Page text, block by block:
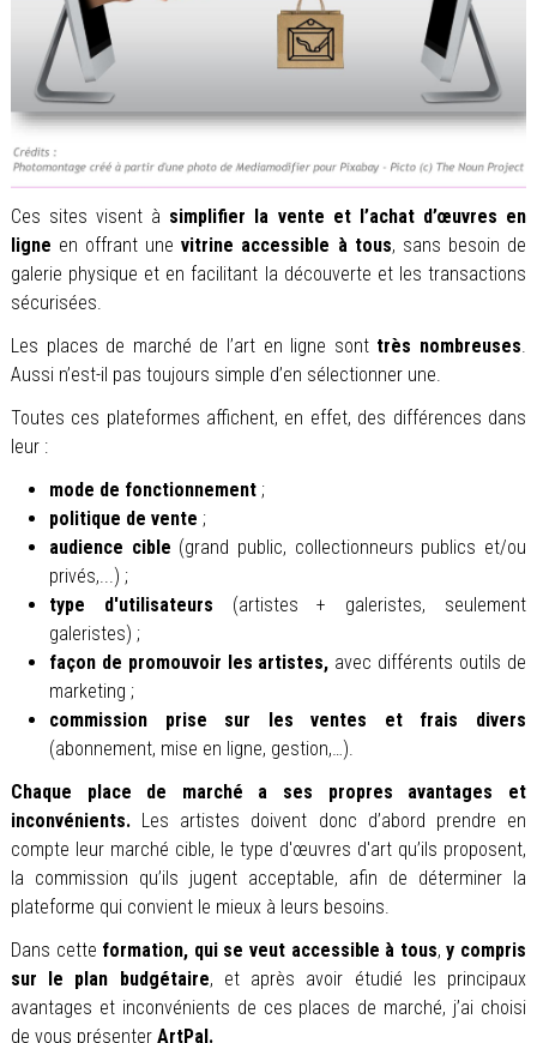
Ces sites visent à simplifier la vente et l’achat d’œuvres en
ligne en offrant unevitrine accessible à tous, sans besoin de
galerie physique et en facilitant la découverte et les transactions
sécurisées.
Les places de marché de l’art en ligne sont très nombreuses.
Aussi n’est-il pas toujours simple d’en sélectionner une.
Toutes ces plateformes affichent, en effet, des différences dans
leur :
mode de fonctionnement ;
politique de vente ;
audience cible (grand public, collectionneurs publics et/ou
privés,...) ;
type d'utilisateurs (artistes + galeristes, seulement
galeristes) ;
façon de promouvoir les artistes, avec différents outils de
marketing ;
commission prise sur les ventes et frais divers
(abonnement, mise en ligne, gestion,…).
Chaque place de marché a ses propres avantages et
inconvénients.Les artistes doivent donc d’abord prendre en
compte leur marché cible, le type d'œuvres d'art qu’ils proposent,
la commission qu’ils jugent acceptable, afin de déterminer la
plateforme qui convient le mieux à leurs besoins.
Dans cette formation, qui se veut accessible à tous,y compris
sur le plan budgétaire, et après avoir étudié les principaux
avantages et inconvénients de ces places de marché, j’ai choisi
de vous présenter ArtPal.